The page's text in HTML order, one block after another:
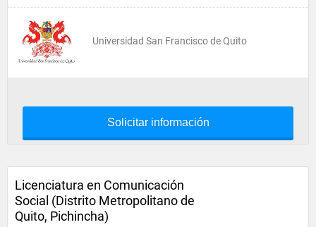
Universidad San Francisco de Quito
Solicitar información
Licenciatura en Comunicación
Social (Distrito Metropolitano de
Quito, Pichincha)